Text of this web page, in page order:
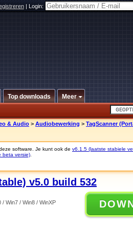
|Login:
Top downloads Meer
& Audio > Audiobewerking > TagScanner
software. Je kunt ook de v6.1.5 (laatste stabiele
beta versie)
v5.0 build 532
/ Win7 / Win8 / WinXP